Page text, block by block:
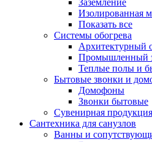
Заземление
Изолированная
Показать все
Системы обогрева
Архитектурный
Промышленный
Теплые полы и
Бытовые звонки и
Домофоны
Звонки бытовые
Сувенирная продукция
Сантехника для санузлов
Ванны и